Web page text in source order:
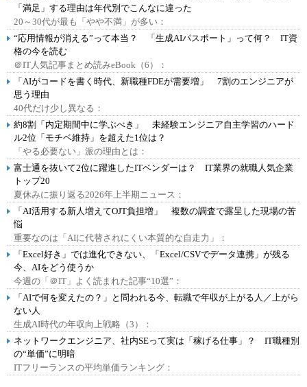
「満足」する理由は年代別でこんなに違った
20～30代が最も「やや不満」が多い：
“応用情報が消える”って本当？ 「生成AIパスポート」って何？ IT資
格の今を読む
＠IT人気記事まとめ読みeBook（6）：
「AIがコードを書く時代、新職種FDEが需要増」 7割のエンジニアが
思う理由
40代だけ少し異なる：
約8割「内定期間中に学ぶべき」 未経験エンジニア自主学習のハード
ル2位「モチベ維持」を超えた1位は？
「やる必要ない」派の理由とは：
富士通を抜いて2位に躍進したITベンダーは？ IT業界の就職人気企業
トップ20
夏休みに振り返る2026年上半期ニュース：
「AI活用する新人増えてOJT負担増」 複数の調査で露呈した現場の苦
悩
重要なのは「AIに代替されにくい本質的な自走力」：
「Excel好き」では進化できない、「Excel/CSVでデータ連携」が残る
今、AIをどう使うか
今週の「＠IT」よく読まれた記事“10選”：
「AIで何を変えたの？」と問われる今、転職で年収が上がる人／上がら
ない人
生成AI時代の年収向上戦略（3）：
ネットワークエンジニア、社内SEって実は「稼げる仕事」？ IT職種別
の“単価”に明暗
ITフリーランスの平均単価ランキング：